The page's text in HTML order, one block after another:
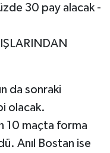
30 pay alacak -
da sonraki
olacak.
10 maçta forma
Anıl Bostan ise